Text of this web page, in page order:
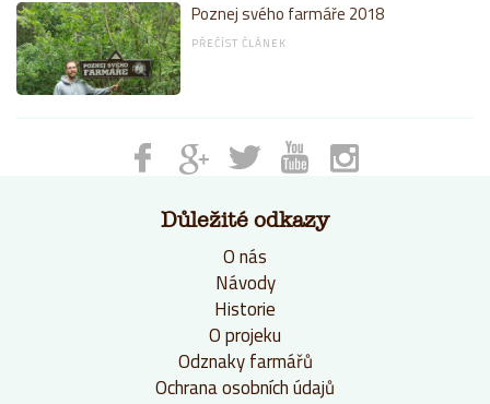
Poznej svého farmáře 2018
PŘEČÍST ČLÁNEK
Důležité odkazy
O nás
Návody
Historie
O projeku
Odznaky farmářů
Ochrana osobních údajů